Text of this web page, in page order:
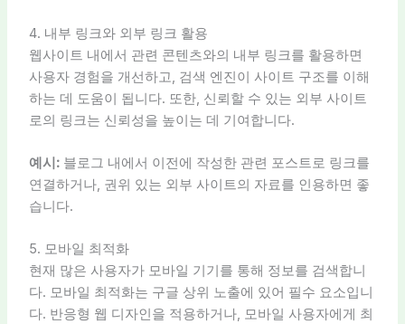
4. 내부 링크와 외부 링크 활용
웹사이트 내에서 관련 콘텐츠와의 내부 링크를 활용하면
사용자 경험을 개선하고, 검색 엔진이 사이트 구조를 이해
하는 데 도움이 됩니다. 또한, 신뢰할 수 있는 외부 사이트
로의 링크는 신뢰성을 높이는 데 기여합니다.
예시:블로그 내에서 이전에 작성한 관련 포스트로 링크를
연결하거나, 권위 있는 외부 사이트의 자료를 인용하면 좋
습니다.
5. 모바일 최적화
현재 많은 사용자가 모바일 기기를 통해 정보를 검색합니
다. 모바일 최적화는 구글 상위 노출에 있어 필수 요소입니
다. 반응형 웹 디자인을 적용하거나, 모바일 사용자에게 최